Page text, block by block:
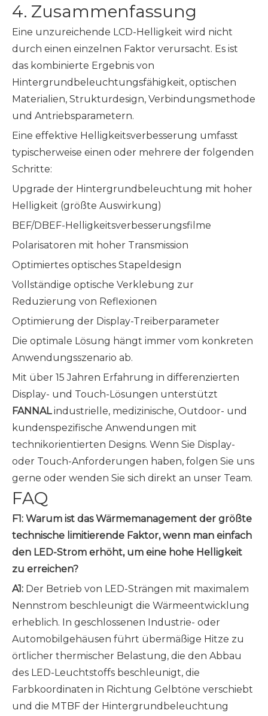
4. Zusammenfassung
Eine unzureichende LCD-Helligkeit wird nicht
durch einen einzelnen Faktor verursacht. Es ist
das kombinierte Ergebnis von
Hintergrundbeleuchtungsfähigkeit, optischen
Materialien, Strukturdesign, Verbindungsmethode
und Antriebsparametern.
Eine effektive Helligkeitsverbesserung umfasst
typischerweise einen oder mehrere der folgenden
Schritte:
Upgrade der Hintergrundbeleuchtung mit hoher
Helligkeit (größte Auswirkung)
BEF/DBEF-Helligkeitsverbesserungsfilme
Polarisatoren mit hoher Transmission
Optimiertes optisches Stapeldesign
Vollständige optische Verklebung zur
Reduzierung von Reflexionen
Optimierung der Display-Treiberparameter
Die optimale Lösung hängt immer vom konkreten
Anwendungsszenario ab.
Mit über 15 Jahren Erfahrung in differenzierten
Display- und Touch-Lösungen unterstützt
FANNALindustrielle, medizinische, Outdoor- und
kundenspezifische Anwendungen mit
technikorientierten Designs. Wenn Sie Display-
oder Touch-Anforderungen haben, folgen Sie uns
gerne oder wenden Sie sich direkt an unser Team.
FAQ
F1: Warum ist das Wärmemanagement der größte
technische limitierende Faktor, wenn man einfach
den LED-Strom erhöht, um eine hohe Helligkeit
zu erreichen?
A1: Der Betrieb von LED-Strängen mit maximalem
Nennstrom beschleunigt die Wärmeentwicklung
erheblich. In geschlossenen Industrie- oder
Automobilgehäusen führt übermäßige Hitze zu
örtlicher thermischer Belastung, die den Abbau
des LED-Leuchtstoffs beschleunigt, die
Farbkoordinaten in Richtung Gelbtöne verschiebt
und die MTBF der Hintergrundbeleuchtung